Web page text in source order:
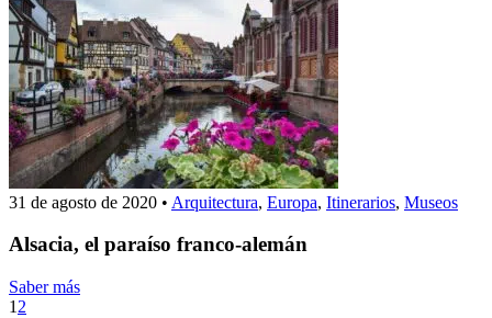
31 de agosto de 2020 • Arquitectura, Europa, Itinerarios, Museos
Alsacia, el paraíso franco-alemán
Saber más
1 2